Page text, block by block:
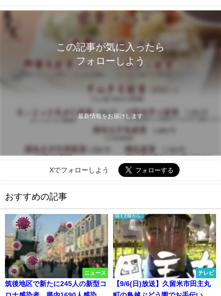
この記事が気に入ったら
フォローしよう
最新情報をお届けします
Xでフォローしよう
おすすめの記事
ニュース
筑後地区で新たに245人の新型コ
テレビ
【9/6(日)放送】久留米市田主丸